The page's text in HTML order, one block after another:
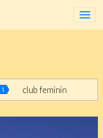
1 club feminin